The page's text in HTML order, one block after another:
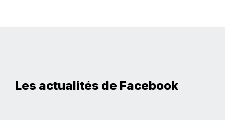
Les actualités de Facebook